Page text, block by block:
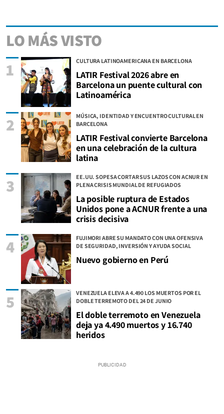
LO MÁS VISTO
CULTURA LATINOAMERICANA EN BARCELONA
LATIR Festival 2026 abre en
Barcelona un puente cultural con
Latinoamérica
1
MÚSICA, IDENTIDAD Y ENCUENTRO CULTURAL EN
BARCELONA
LATIR Festival convierte Barcelona
en una celebración de la cultura
latina
2
EE.UU. SOPESA CORTAR SUS LAZOS CON ACNUR EN
PLENA CRISIS MUNDIAL DE REFUGIADOS
La posible ruptura de Estados
Unidos pone a ACNUR frente a una
crisis decisiva
3
FUJIMORI ABRE SU MANDATO CON UNA OFENSIVA
DE SEGURIDAD, INVERSIÓN Y AYUDA SOCIAL
Nuevo gobierno en Perú
4
VENEZUELA ELEVA A 4.490 LOS MUERTOS POR EL
DOBLE TERREMOTO DEL 24 DE JUNIO
El doble terremoto en Venezuela
deja ya 4.490 muertos y 16.740
heridos
5